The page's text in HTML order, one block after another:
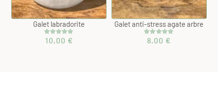
Galet labradorite
Noté4.80
sur 5 basé
510,00 €
Galet anti-stress agate arbre
Noté 5.00
sur 5 basé
18,00 €